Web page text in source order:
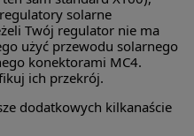
solarne
Twój regulator nie ma
użyć przewodu solarnego
konektorami MC4.
ich przekrój.
dodatkowych kilkanaście